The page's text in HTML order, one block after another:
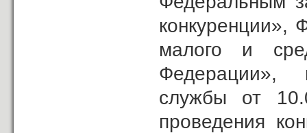
малого и
Федерации»,
службы от
проведения